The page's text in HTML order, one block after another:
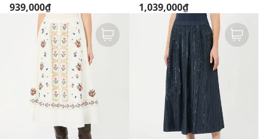
939,000₫ 1,039,000₫